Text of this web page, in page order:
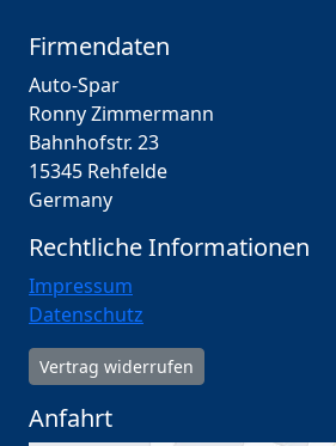
Firmendaten
Auto-Spar
Ronny Zimmermann
Bahnhofstr. 23
15345 Rehfelde
Germany
Rechtliche Informationen
Impressum
Datenschutz
Vertrag widerrufen
Anfahrt